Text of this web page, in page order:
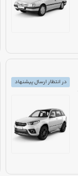
در انتظار ارسال پیشنهاد